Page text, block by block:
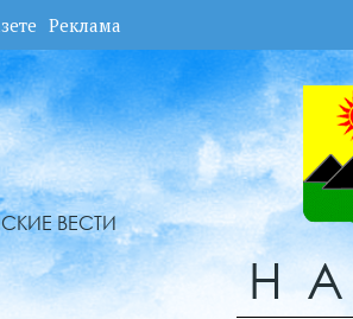
Реклама
ВЕСТИ